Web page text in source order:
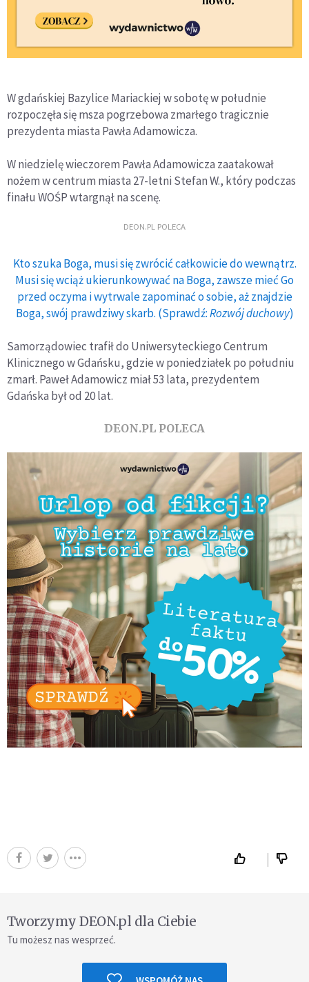
W gdańskiej Bazylice Mariackiej w sobotę w południe
rozpoczęła się msza pogrzebowa zmarłego tragicznie
prezydenta miasta Pawła Adamowicza.
W niedzielę wieczorem Pawła Adamowicza zaatakował
nożem w centrum miasta 27-letni Stefan W., który podczas
finału WOŚP wtargnął na scenę.
DEON.PL POLECA
Kto szuka Boga, musi się zwrócić całkowicie do wewnątrz.
Musi się wciąż ukierunkowywać na Boga, zawsze mieć Go
przed oczyma i wytrwale zapominać o sobie, aż znajdzie
Boga, swój prawdziwy skarb. (Sprawdź:Rozwój duchowy)
Samorządowiec trafił do Uniwersyteckiego Centrum
Klinicznego w Gdańsku, gdzie w poniedziałek po południu
zmarł. Paweł Adamowicz miał 53 lata, prezydentem
Gdańska był od 20 lat.
DEON.PL POLECA
Tworzymy DEON.pl dla Ciebie
Tu możesz nas wesprzeć.